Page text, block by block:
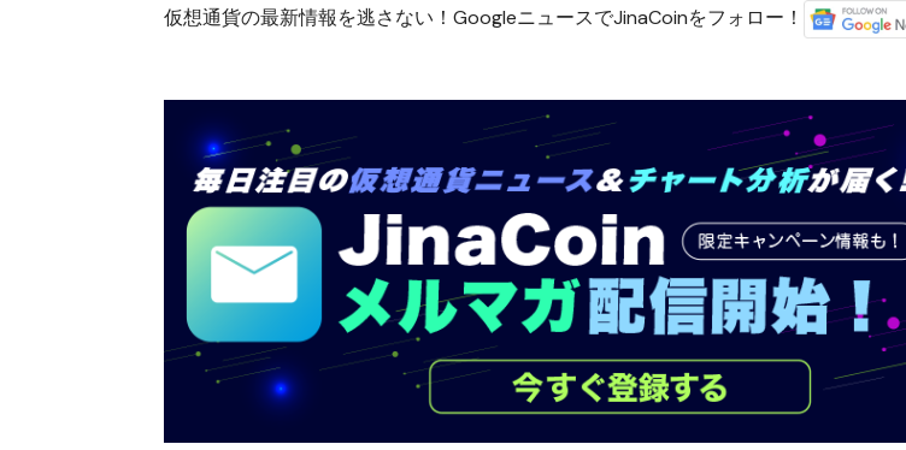
仮想通貨の最新情報を逃さない！GoogleニュースでJinaCoinをフォロー！